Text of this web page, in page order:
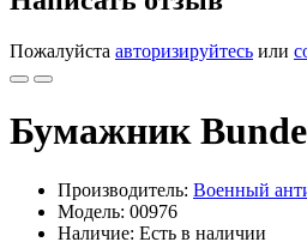
Пожалуйста авторизируйтесь или
Бумажник
Производитель: Военный
Модель: 00976
Наличие: Есть в наличии